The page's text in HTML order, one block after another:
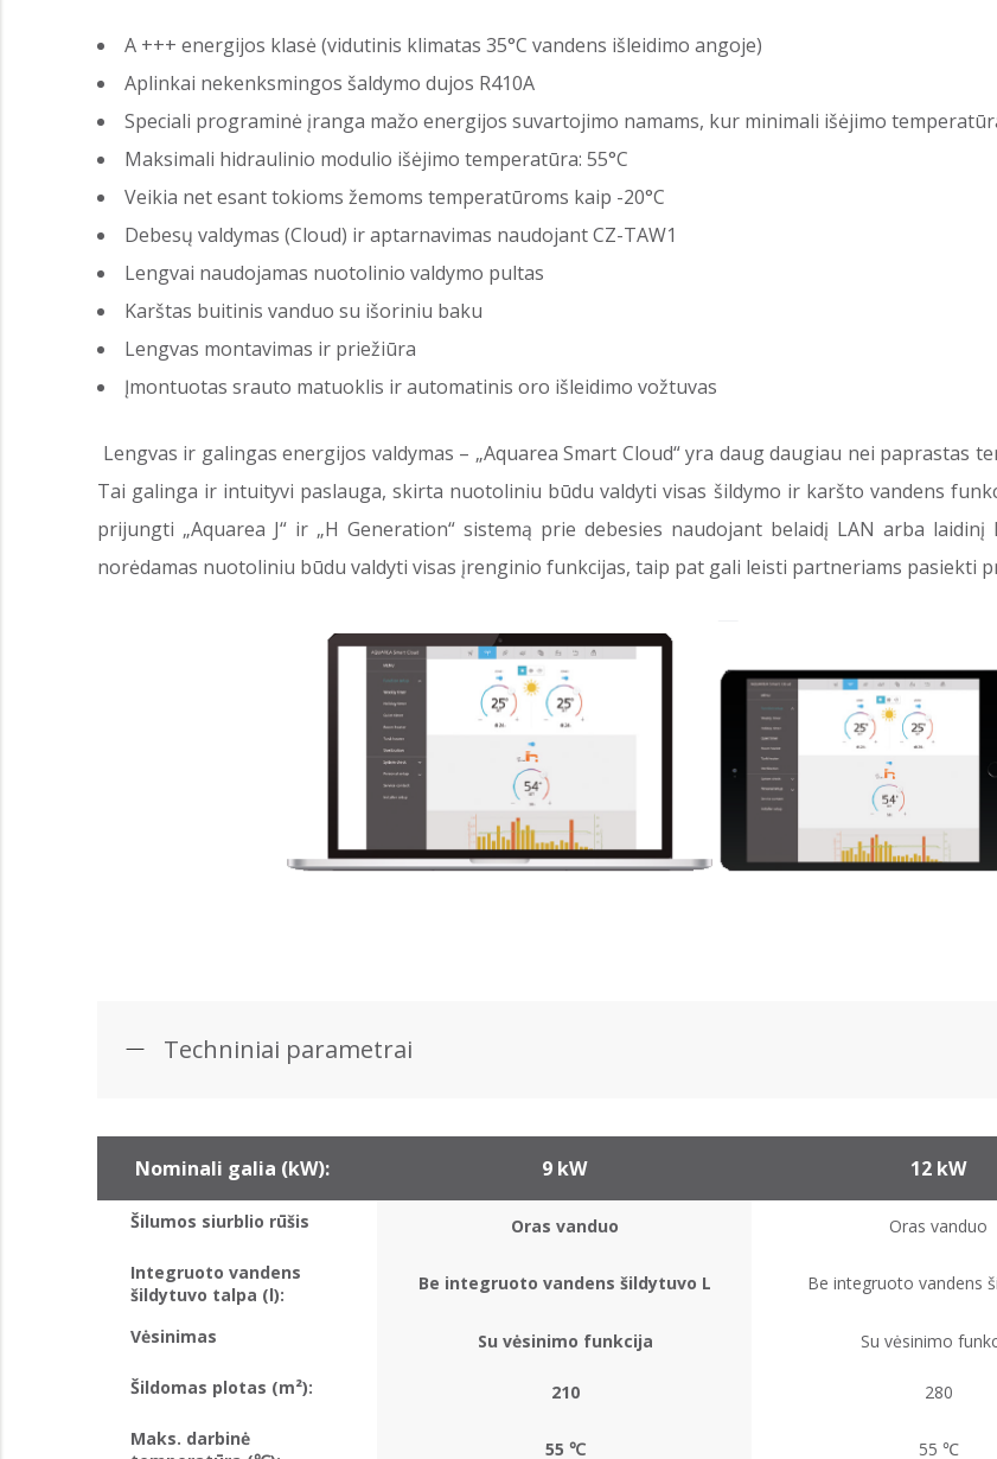
A +++ energijos klasė (vidutinis klimatas 35°C vandens išleidimo angoje)
Aplinkai nekenksmingos šaldymo dujos R410A
Speciali programinė įranga mažo energijos suvartojimo namams, kur minimali išėjimo
Maksimali hidraulinio modulio išėjimo temperatūra: 55°C
Veikia net esant tokioms žemoms temperatūroms kaip -20°C
Debesų valdymas (Cloud) ir aptarnavimas naudojant CZ-TAW1
Lengvai naudojamas nuotolinio valdymo pultas
Karštas buitinis vanduo su išoriniu baku
Lengvas montavimas ir priežiūra
Įmontuotas srauto matuoklis ir automatinis oro išleidimo vožtuvas
Lengvas ir galingas energijos valdymas – „Aquarea Smart Cloud“ yra daug daugiau nei
Tai galinga ir intuityvi paslauga, skirta nuotoliniu būdu valdyti visas šildymo ir karšto vandens
prijungti „Aquarea J“ ir „H Generation“ sistemą prie debesies naudojant belaidį LAN arba
norėdamas nuotoliniu būdu valdyti visas įrenginio funkcijas, taip pat gali leisti partneriams pasiekti
Techniniai parametrai
Nominali galia (kW): 9 kW 12 kW
Šilumos siurblio rūšis Oras vanduo Oras vanduo
Integruoto vandens
šildytuvo talpa (l):
Be integruoto vandens šildytuvo L Be integruoto vandens
Vėsinimas Su vėsinimo funkcija Su vėsinimo
Šildomas plotas (m²): 210 280
Maks. darbinė
55 ℃ 55 ℃